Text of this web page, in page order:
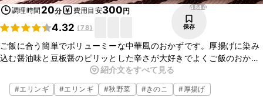
調理時間 20分 費用目安300円
4.32 (78)
4844
保存
ご飯に合う簡単でボリューミーな中華風のおかずです。厚揚げに染み
込む醤油味と豆板醤のピリッとした辛さが大好きでよくご飯のおかず
にしています。お肉を入れなくても充分な腹持ちになります。お酒の
おつまみにもおすすめです。
紹介文をすべて見る
#エリンギ #エリンギ #秋野菜 #きのこ #厚揚げ